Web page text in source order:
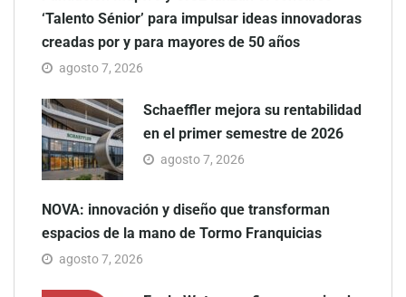
‘Talento Sénior’ para impulsar ideas innovadoras
creadas por y para mayores de 50 años
agosto 7, 2026
Schaeffler mejora su rentabilidad
en el primer semestre de 2026
agosto 7, 2026
NOVA: innovación y diseño que transforman
espacios de la mano de Tormo Franquicias
agosto 7, 2026